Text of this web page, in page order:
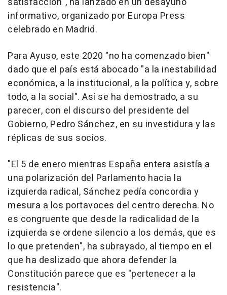
informativo, organizado por Europa Press
celebrado en Madrid.
Para Ayuso, este 2020 "no ha comenzado bien"
dado que el país está abocado "a la inestabilidad
económica, a la institucional, a la política y, sobre
todo, a la social". Así se ha demostrado, a su
parecer, con el discurso del presidente del
Gobierno, Pedro Sánchez, en su investidura y las
réplicas de sus socios.
"El 5 de enero mientras España entera asistía a
una polarización del Parlamento hacia la
izquierda radical, Sánchez pedía concordia y
mesura a los portavoces del centro derecha. No
es congruente que desde la radicalidad de la
izquierda se ordene silencio a los demás, que es
lo que pretenden", ha subrayado, al tiempo en el
que ha deslizado que ahora defender la
Constitución parece que es "pertenecer a la
resistencia".